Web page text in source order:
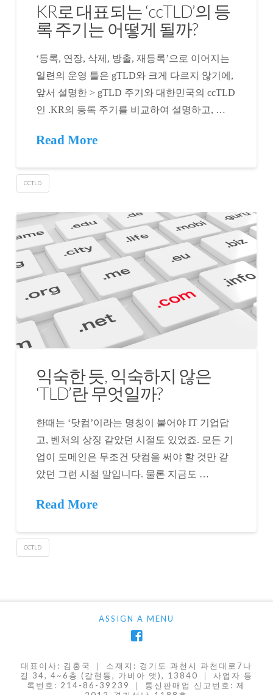
KR로 대표되는 ‘ccTLD’의 등
록 주기는 어떻게 될까?
‘등록, 연장, 삭제, 방출, 재등록’으로 이어지는
일련의 운영 틀은 gTLD와 크게 다르지 않기에,
앞서 설명한 > gTLD 주기와 대한민국의 ccTLD
인 .KR의 등록 주기를 비교하여 설명하고, …
Read More
CCTLD
익숙한 듯, 익숙하지 않은
‘TLD’란 무엇일까?
한때는 ‘닷컴’이라는 명칭이 붙어야 IT 기업답
고, 벤처의 상징 같았던 시절도 있었죠. 모든 기
업이 도메인은 무조건 닷컴을 써야 할 것만 같
았던 그런 시절 말입니다. 물론 지금도 …
Read More
CCTLD
ASSIGN A MENU
대표이사: 김홍국 ｜ 소재지: 경기도 과천시 과천대로7나
길 34, 4~6층 (갈현동, 가비아 앳), 13840 ｜ 사업자 등
록번호: 214-86-39239 ｜ 통신판매업 신고번호: 제